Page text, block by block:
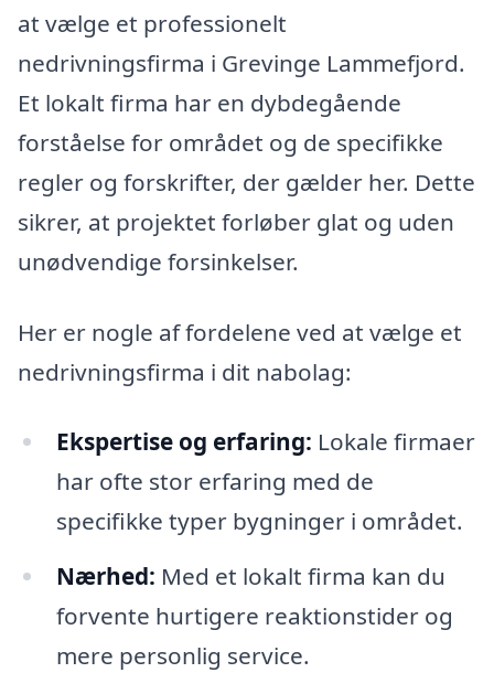
at vælge et professionelt
nedrivningsfirma i Grevinge Lammefjord.
Et lokalt firma har en dybdegående
forståelse for området og de specifikke
regler og forskrifter, der gælder her. Dette
sikrer, at projektet forløber glat og uden
unødvendige forsinkelser.
Her er nogle af fordelene ved at vælge et
nedrivningsfirma i dit nabolag:
Ekspertise og erfaring: Lokale firmaer
har ofte stor erfaring med de
specifikke typer bygninger i området.
Nærhed: Med et lokalt firma kan du
forvente hurtigere reaktionstider og
mere personlig service.